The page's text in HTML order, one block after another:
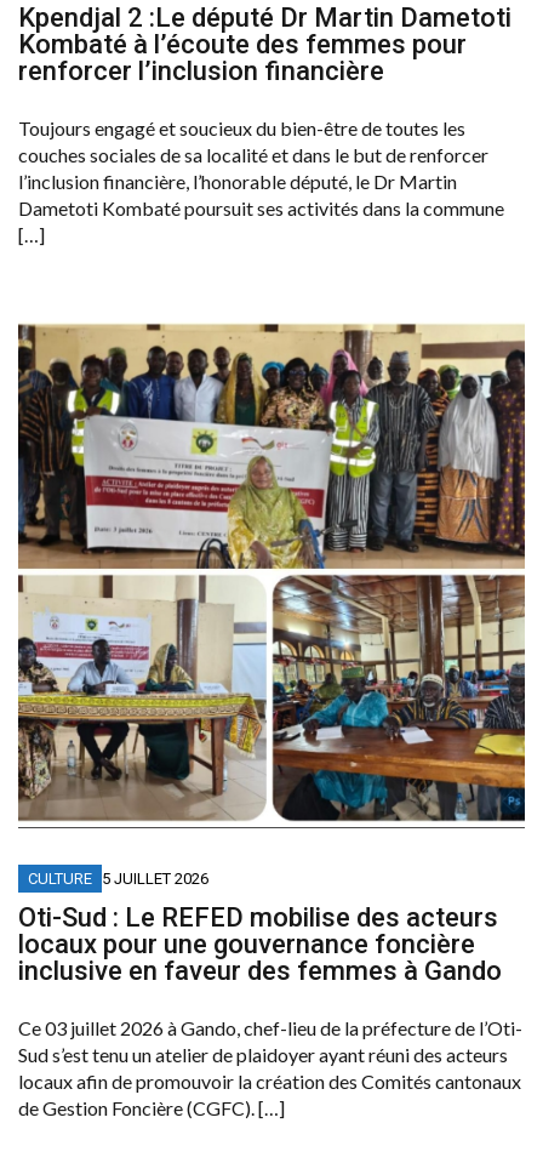
Kpendjal 2 :Le député Dr Martin Dametoti
Kombaté à l’écoute des femmes pour
renforcer l’inclusion financière
Toujours engagé et soucieux du bien-être de toutes les
couches sociales de sa localité et dans le but de renforcer
l’inclusion financière, l’honorable député, le Dr Martin
Dametoti Kombaté poursuit ses activités dans la commune
[…]
CULTURE 5 JUILLET 2026
Oti-Sud : Le REFED mobilise des acteurs
locaux pour une gouvernance foncière
inclusive en faveur des femmes à Gando
Ce 03 juillet 2026 à Gando, chef-lieu de la préfecture de l’Oti-
Sud s’est tenu un atelier de plaidoyer ayant réuni des acteurs
locaux afin de promouvoir la création des Comités cantonaux
de Gestion Foncière (CGFC). […]